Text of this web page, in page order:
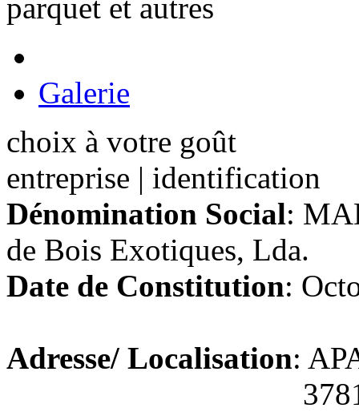
parquet et autres
Galerie
choix à votre goût
entreprise | identification
Dénomination Social:
de Bois Exotiques, Lda.
Date de Constitution:
Adresse/ Localisation:
3781 – 901